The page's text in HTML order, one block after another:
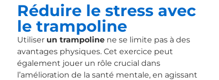
Réduire le stress avec
le trampoline
Utiliser un trampoline ne se limite pas à des
avantages physiques. Cet exercice peut
également jouer un rôle crucial dans
l’amélioration de la santé mentale, en agissant